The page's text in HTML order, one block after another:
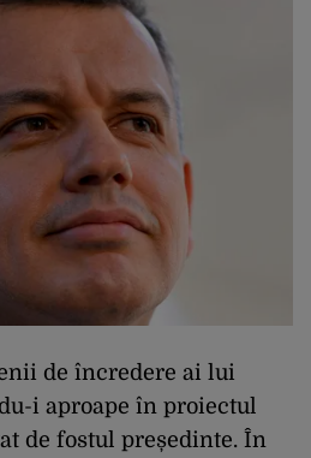
de încredere ai lui
i aproape în proiectul
de fostul președinte. În